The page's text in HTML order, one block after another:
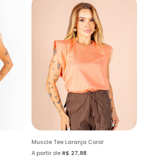
Muscle Tee Laranja Coral
A partir de R$ 27,98